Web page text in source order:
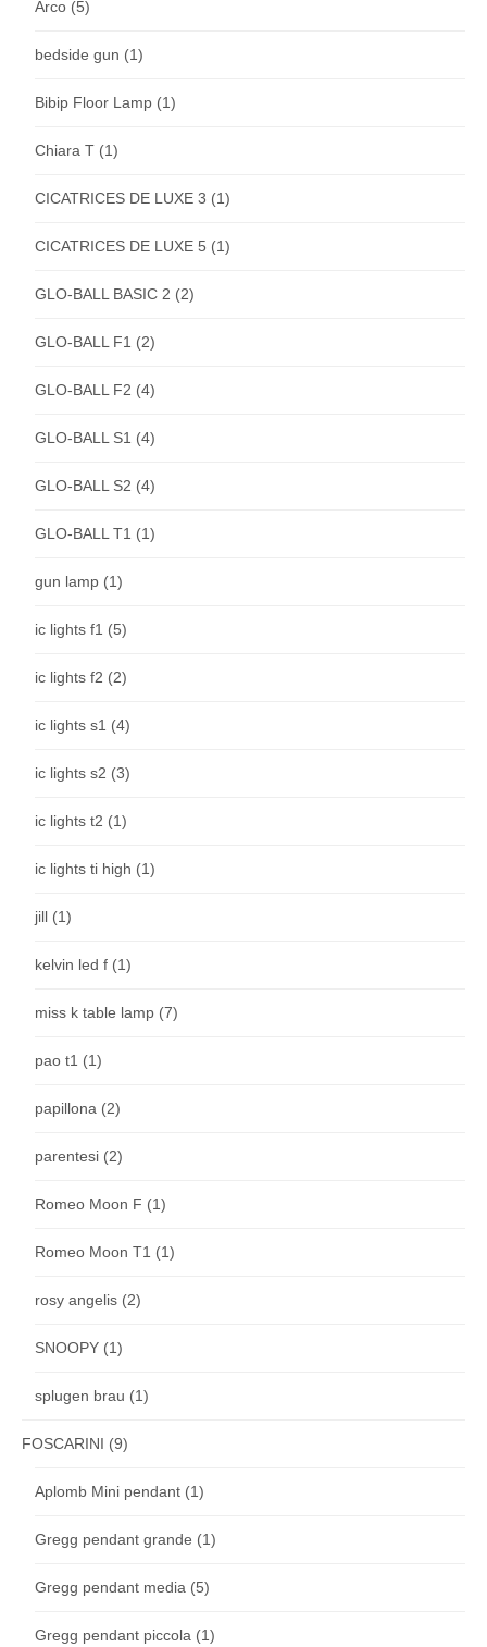
Arco (5)
bedside gun (1)
Bibip Floor Lamp (1)
Chiara T (1)
CICATRICES DE LUXE 3 (1)
CICATRICES DE LUXE 5 (1)
GLO-BALL BASIC 2 (2)
GLO-BALL F1 (2)
GLO-BALL F2 (4)
GLO-BALL S1 (4)
GLO-BALL S2 (4)
GLO-BALL T1 (1)
gun lamp (1)
ic lights f1 (5)
ic lights f2 (2)
ic lights s1 (4)
ic lights s2 (3)
ic lights t2 (1)
ic lights ti high (1)
jill (1)
kelvin led f (1)
miss k table lamp (7)
pao t1 (1)
papillona (2)
parentesi (2)
Romeo Moon F (1)
Romeo Moon T1 (1)
rosy angelis (2)
SNOOPY (1)
splugen brau (1)
FOSCARINI (9)
Aplomb Mini pendant (1)
Gregg pendant grande (1)
Gregg pendant media (5)
Gregg pendant piccola (1)